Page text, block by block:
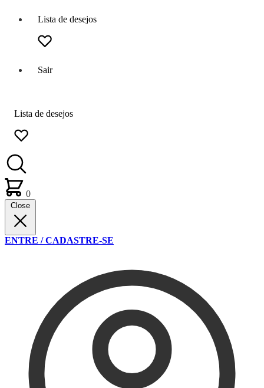
Lista de desejos
Sair
Lista de desejos
0
Close
ENTRE / CADASTRE-SE